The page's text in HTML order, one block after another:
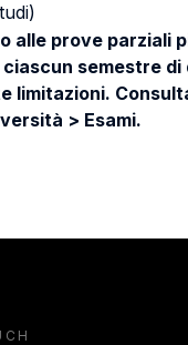
alle prove parziali
ciascun semestre
limitazioni.
> Esami.